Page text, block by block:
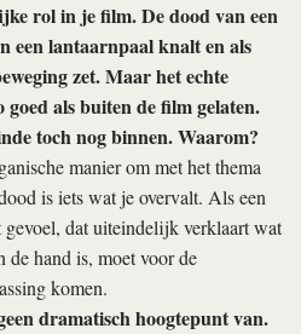
rol in je film. De dood van een
een lantaarnpaal knalt en als
zet. Maar het echte
als buiten de film gelaten.
toch nog binnen. Waarom?
manier om met het thema
is iets wat je overvalt. Als een
gevoel, dat uiteindelijk verklaart wat
de hand is, moet voor de
komen.
dramatisch hoogtepunt van.